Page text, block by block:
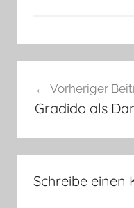
Vorheriger
Gradido als
Schreibe einen